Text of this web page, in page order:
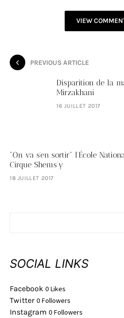
VIEW
PREVIOUS ARTICLE
Disparition de la
Mirzakhani
16 JUILLET 2017
"On va s'en sortir" l’École
Cirque Shems’y
18 JUILLET 2017
SOCIAL LINKS
Facebook 0 Likes
Twitter 0 Followers
Instagram 0 Followers